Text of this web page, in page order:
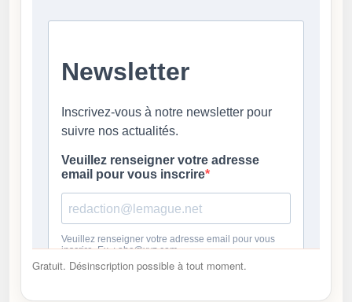
Gratuit. Désinscription possible à tout moment.